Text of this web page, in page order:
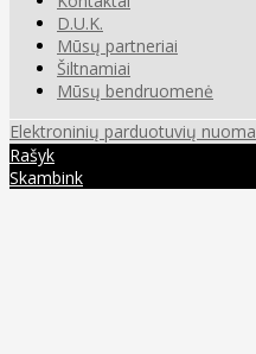
D.U.K.
Mūsų partneriai
Šiltnamiai
Mūsų bendruomenė
Elektroninių parduotuvių nuoma
Rašyk
Skambink